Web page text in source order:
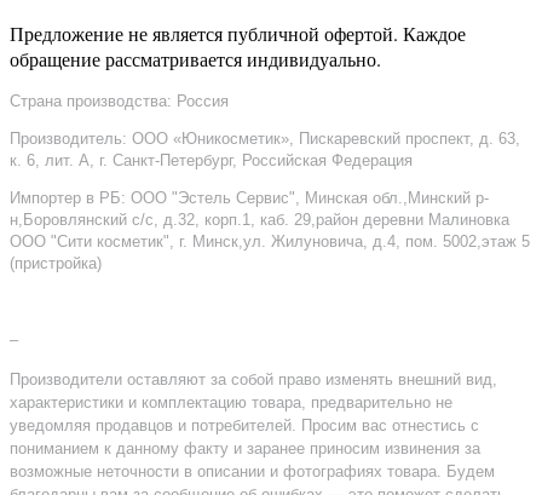
Предложение не является публичной офертой. Каждое
обращение рассматривается индивидуально.
Страна производства: Россия
Производитель: ООО «Юникосметик», Пискаревский проспект, д. 63,
к. 6, лит. А, г. Санкт-Петербург, Российская Федерация
Импортер в РБ: ООО "Эстель Сервис", Минская обл.,Минский р-
н,Боровлянский с/с, д.32, корп.1, каб. 29,район деревни Малиновка
ООО "Сити косметик", г. Минск,ул. Жилуновича, д.4, пом. 5002,этаж 5
(пристройка)
–
Производители оставляют за собой право изменять внешний вид,
характеристики и комплектацию товара, предварительно не
уведомляя продавцов и потребителей. Просим вас отнестись с
пониманием к данному факту и заранее приносим извинения за
возможные неточности в описании и фотографиях товара. Будем